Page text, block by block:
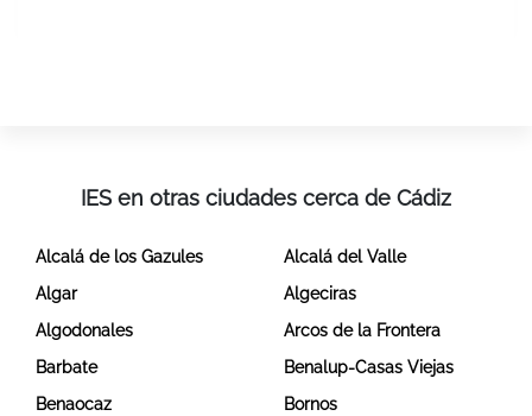
IES en otras ciudades cerca de Cádiz
Alcalá de los Gazules
Alcalá del Valle
Algar
Algeciras
Algodonales
Arcos de la Frontera
Barbate
Benalup-Casas Viejas
Benaocaz
Bornos